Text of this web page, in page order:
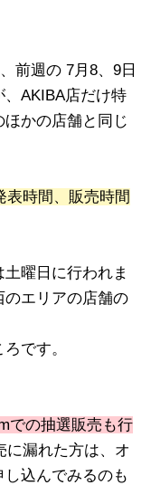
前週の 7月8、9日
AKIBA店だけ特
かの店舗と同じ
表時間、販売時間
曜日に行われま
エリアの店舗の
です。
での抽選販売も行
に漏れた方は、オ
込んでみるのも